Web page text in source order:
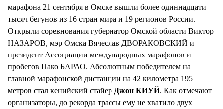
марафона 21 сентября в Омске вышли более одиннадцати
тысяч бегунов из 16 стран мира и 19 регионов России.
Открыли соревнования губернатор Омской области Виктор
НАЗАРОВ, мэр Омска Вячеслав ДВОРАКОВСКИЙ и
президент Ассоциации международных марафонов и
пробегов Пако БАРАО. Абсолютным победителем на
главной марафонской дистанции на 42 километра 195
метров стал кенийский стайер Джон КИУЙ. Как отмечают
организаторы, до рекорда трассы ему не хватило двух